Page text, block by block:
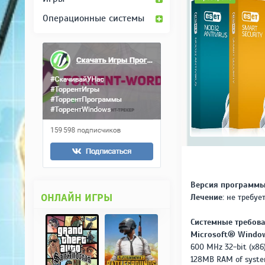
Версия
Лечение:не
Системные
Microsoft®
600 MHz 32-bit
128MB RAM of
Операционные системы
ОНЛАЙН ИГРЫ